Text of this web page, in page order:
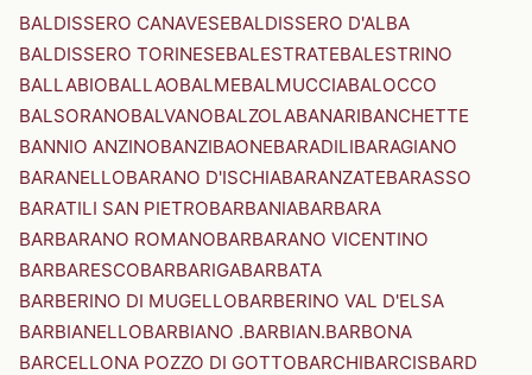
BALDISSERO CANAVESEBALDISSERO D'ALBA
BALDISSERO TORINESEBALESTRATEBALESTRINO
BALLABIOBALLAOBALMEBALMUCCIABALOCCO
BALSORANOBALVANOBALZOLABANARIBANCHETTE
BANNIO ANZINOBANZIBAONEBARADILIBARAGIANO
BARANELLOBARANO D'ISCHIABARANZATEBARASSO
BARATILI SAN PIETROBARBANIABARBARA
BARBARANO ROMANOBARBARANO VICENTINO
BARBARESCOBARBARIGABARBATA
BARBERINO DI MUGELLOBARBERINO VAL D'ELSA
BARBIANELLOBARBIANO .BARBIAN.BARBONA
BARCELLONA POZZO DI GOTTOBARCHIBARCISBARD